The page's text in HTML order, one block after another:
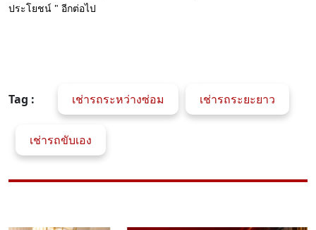
ประโยชน์ " อีกต่อไป
Tag : เช่ารถระหว่างซ่อม เช่ารถระยะยาว
เช่ารถขับเอง